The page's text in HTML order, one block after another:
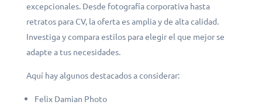
excepcionales. Desde fotografía corporativa hasta
retratos para CV, la oferta es amplia y de alta calidad.
Investiga y compara estilos para elegir el que mejor se
adapte a tus necesidades.
Aquí hay algunos destacados a considerar:
Felix Damian Photo